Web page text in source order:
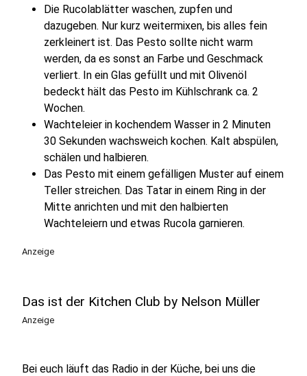
Die Rucolablätter waschen, zupfen und
dazugeben. Nur kurz weitermixen, bis alles fein
zerkleinert ist. Das Pesto sollte nicht warm
werden, da es sonst an Farbe und Geschmack
verliert. In ein Glas gefüllt und mit Olivenöl
bedeckt hält das Pesto im Kühlschrank ca. 2
Wochen.
Wachteleier in kochendem Wasser in 2 Minuten
30 Sekunden wachsweich kochen. Kalt abspülen,
schälen und halbieren.
Das Pesto mit einem gefälligen Muster auf einem
Teller streichen. Das Tatar in einem Ring in der
Mitte anrichten und mit den halbierten
Wachteleiern und etwas Rucola garnieren.
Anzeige
Das ist der Kitchen Club by Nelson Müller
Anzeige
Bei euch läuft das Radio in der Küche, bei uns die